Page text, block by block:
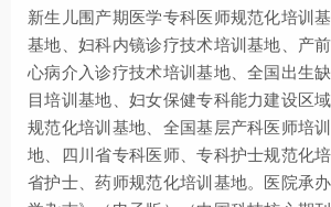
新生儿围产期医学专科医师规范化培训
基地、妇科内镜诊疗技术培训基地、产
心病介入诊疗技术培训基地、全国出生
目培训基地、妇女保健专科能力建设区
规范化培训基地、全国基层产科医师培
地、四川省专科医师、专科护士规范化
省护士、药师规范化培训基地。医院承